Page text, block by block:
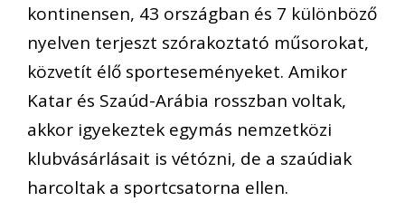
kontinensen, 43 országban és 7 különböző
nyelven terjeszt szórakoztató műsorokat,
közvetít élő sporteseményeket. Amikor
Katar és Szaúd-Arábia rosszban voltak,
akkor igyekeztek egymás nemzetközi
klubvásárlásait is vétózni, de a szaúdiak
harcoltak a sportcsatorna ellen.